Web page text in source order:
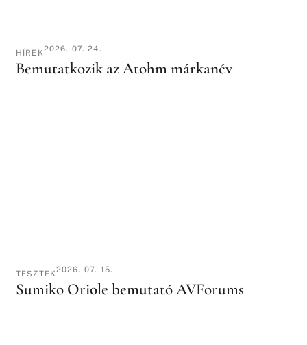
HÍREK2026. 07. 24.
Bemutatkozik az Atohm márkanév
TESZTEK2026. 07. 15.
Sumiko Oriole bemutató AVForums